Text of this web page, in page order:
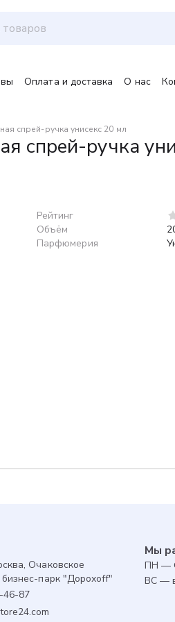
Оплата и доставка О нас
спрей-ручка унисекс 20 мл
спрей-ручка
Рейтинг
Объём
Парфюмерия
Очаковское
бизнес-парк "Дорохоff"
46-87
Мы
ПН —
ВС —